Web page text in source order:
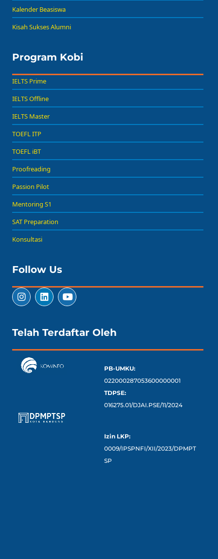
Kalender Beasiswa
Kisah Sukses Alumni
Program Kobi
IELTS Prime
IELTS Offline
IELTS Master
TOEFL ITP
TOEFL iBT
Proofreading
Passion Pilot
Mentoring S1
SAT Preparation
Konsultasi
Follow Us
Telah Terdaftar Oleh
PB-UMKU:
022000287053600000001
TDPSE:
016275.01/DJAI.PSE/11/2024
Izin LKP:
0009/IPSPNFI/XII/2023/DPMPT
SP